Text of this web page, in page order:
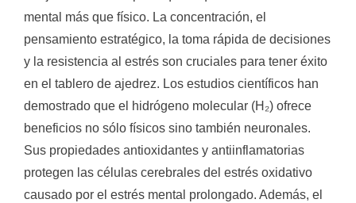
mental más que físico. La concentración, el
pensamiento estratégico, la toma rápida de decisiones
y la resistencia al estrés son cruciales para tener éxito
en el tablero de ajedrez. Los estudios científicos han
demostrado que el hidrógeno molecular (H₂) ofrece
beneficios no sólo físicos sino también neuronales.
Sus propiedades antioxidantes y antiinflamatorias
protegen las células cerebrales del estrés oxidativo
causado por el estrés mental prolongado. Además, el